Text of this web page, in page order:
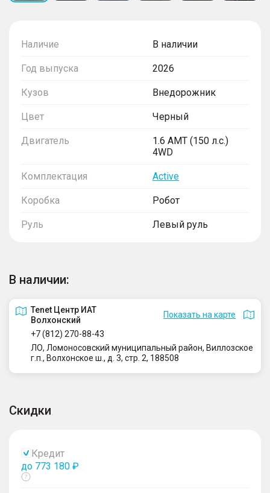
Наличие В наличии
Год выпуска 2026
Кузов Внедорожник
Цвет Черный
Двигатель
1.6 AMT (150 л.с.)
4WD
Комплектация Active
Коробка Робот
Руль Левый руль
В наличии:
Tenet Центр ИАТ
Волхонский
Показать на карте
+7 (812) 270-88-43
ЛО, Ломоносовский муниципальный район, Виллозское
г.п., Волхонское ш., д. 3, стр. 2, 188508
Скидки
Кредит
до 773 180 ₽
Показать